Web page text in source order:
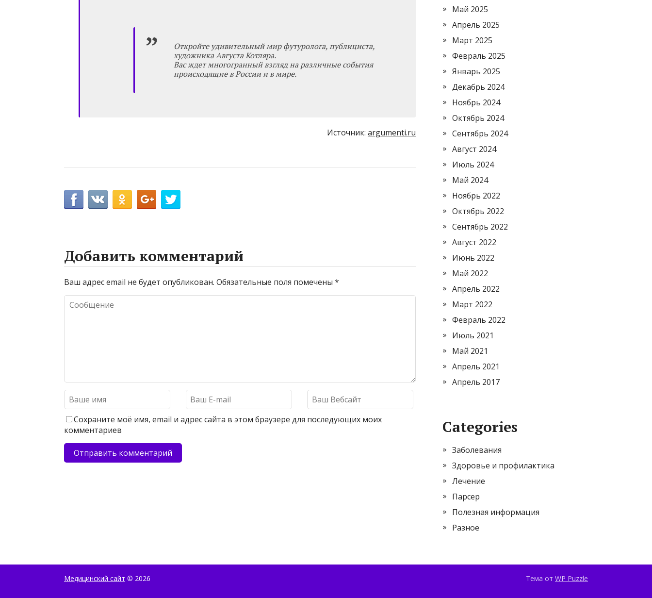
Откройте удивительный мир футуролога, публициста,
художника Августа Котляра.
Вас ждет многогранный взгляд на различные события
происходящие в России и в мире.
Источник: argumenti.ru
Добавить комментарий
Ваш адрес email не будет опубликован. Обязательные поля помечены *
Сохраните моё имя, email и адрес сайта в этом браузере для последующих моих
комментариев
Май 2025
Апрель 2025
Март 2025
Февраль 2025
Январь 2025
Декабрь 2024
Ноябрь 2024
Октябрь 2024
Сентябрь 2024
Август 2024
Июль 2024
Май 2024
Ноябрь 2022
Октябрь 2022
Сентябрь 2022
Август 2022
Июнь 2022
Май 2022
Апрель 2022
Март 2022
Февраль 2022
Июль 2021
Май 2021
Апрель 2021
Апрель 2017
Categories
Заболевания
Здоровье и профилактика
Лечение
Парсер
Полезная информация
Разное
Медицинский сайт © 2026 Тема от WP Puzzle